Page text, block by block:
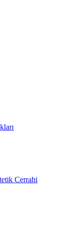
Cerrahi